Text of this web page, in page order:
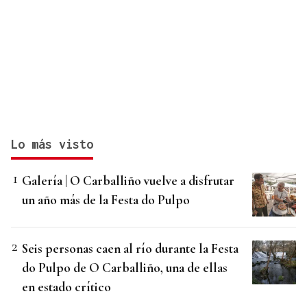
Lo más visto
Galería | O Carballiño vuelve a disfrutar
un año más de la Festa do Pulpo
Seis personas caen al río durante la Festa
do Pulpo de O Carballiño, una de ellas
en estado crítico